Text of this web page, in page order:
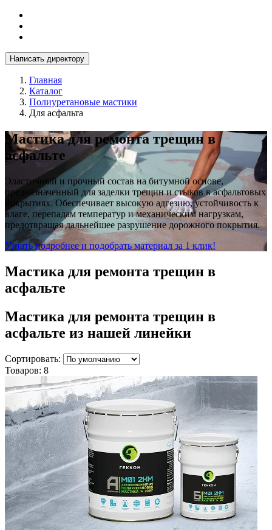
Написать директору
Главная
Каталог
Полиуретановые мастики
Для асфальта
Мастика для ремонта трещин в
асфальте
Эластичный и прочный состав на битумной основе,
предназначенный для заделки трещин и стыков в асфальтовых
покрытиях. Обеспечивает высокую адгезию, устойчивость к
влаге, перепадам температур и механическим нагрузкам,
предотвращая дальнейшее разрушение дорожного покрытия.
Узнать подробнее и подобрать материал за 1 клик!
Мастика для ремонта трещин в
асфальте
Мастика для ремонта трещин в
асфальте из нашей линейки
Сортировать:
Товаров: 8